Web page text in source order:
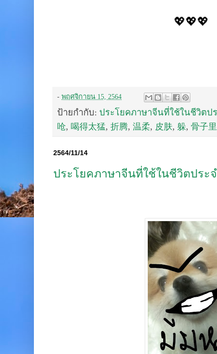
💖💖💖
- พฤศจิกายน 15, 2564
ป้ายกำกับ: ประโยคภาษาจีนที่ใช้ในชีวิตป
呛, 喝得太猛, 折腾, 温柔, 皮肤, 躲, 骨子里
2564/11/14
ประโยคภาษาจีนที่ใช้ในชีวิตประ